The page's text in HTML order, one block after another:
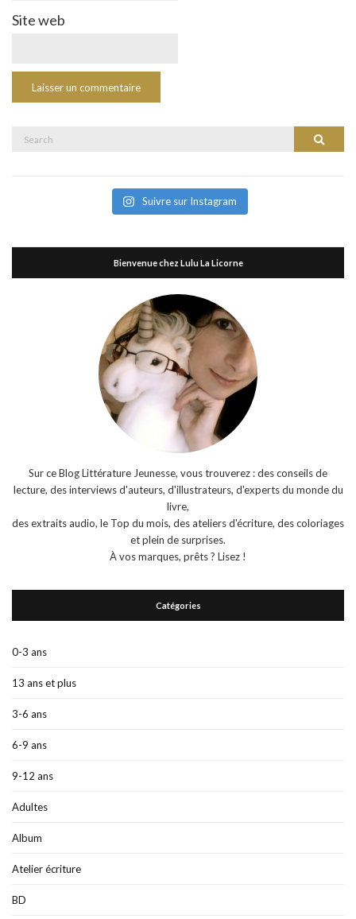
Site web
Search
Suivre sur Instagram
Bienvenue chez Lulu La Licorne
Sur ce Blog Littérature Jeunesse, vous trouverez : des conseils de
lecture, des interviews d'auteurs, d'illustrateurs, d'experts du monde du
livre,
des extraits audio, le Top du mois, des ateliers d'écriture, des coloriages
et plein de surprises.
À vos marques, prêts ? Lisez !
Catégories
0-3 ans
13 ans et plus
3-6 ans
6-9 ans
9-12 ans
Adultes
Album
Atelier écriture
BD